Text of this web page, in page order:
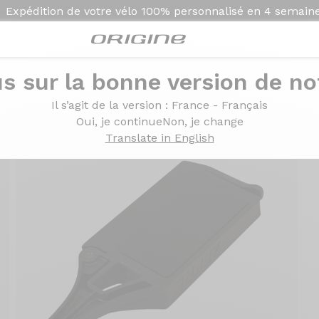
Expédition de votre vélo 100% personnalisé en 4
sur la bonne version de
Il s’agit de la version : France - Français
Oui, je continueNon, je change
Translate in English
bidon AFA 8 plus